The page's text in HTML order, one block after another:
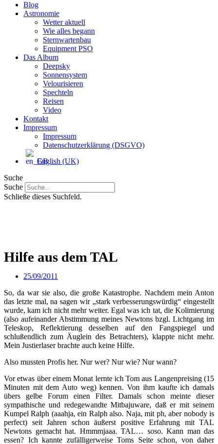
Blog
Astronomie
Wetter aktuell
Wie alles begann
Sternwartenbau
Equipment PSO
Das Album
Deepsky
Sonnensystem
Velourisieren
Spechteln
Reisen
Video
Kontakt
Impressum
Impressum
Datenschutzerklärung (DSGVO)
English (UK)
Suche
Suche
Schließe dieses Suchfeld.
Hilfe aus dem TAL
25/09/2011
So, da war sie also, die große Katastrophe. Nachdem mein Anton
das letzte mal, na sagen wir „stark verbesserungswürdig“ eingestellt
wurde, kam ich nicht mehr weiter. Egal was ich tat, die Kolimierung
(also aufeinander Abstimmung meines Newtons bzgl. Lichtgang im
Teleskop, Reflektierung desselben auf den Fangspiegel und
schlußendlich zum Äuglein des Betrachters), klappte nicht mehr.
Mein Justierlaser brachte auch keine Hilfe.
Also mussten Profis her. Nur wer? Nur wie? Nur wann?
Vor etwas über einem Monat lernte ich Tom aus Langenpreising (15
Minuten mit dem Auto weg) kennen. Von ihm kaufte ich damals
übers gelbe Forum einen Filter. Damals schon meinte dieser
sympathische und redegewandte Mitbajuware, daß er mit seinem
Kumpel Ralph (aaahja, ein Ralph also. Naja, mit ph, aber nobody is
perfect) seit Jahren schon äußerst positive Erfahrung mit TAL
Newtons gemacht hat. Hmmmjaaa. TAL… soso. Kann man das
essen? Ich kannte zufälligerweise Toms Seite schon, von daher